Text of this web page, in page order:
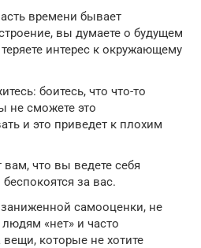
времени бывает
вы думаете о будущем
интерес к окружающему
боитесь, что что-то
не сможете это
и это приведет к плохим
вам, что вы ведете себя
за вас.
заниженной самооценки, не
людям «нет» и часто
вещи, которые не хотите